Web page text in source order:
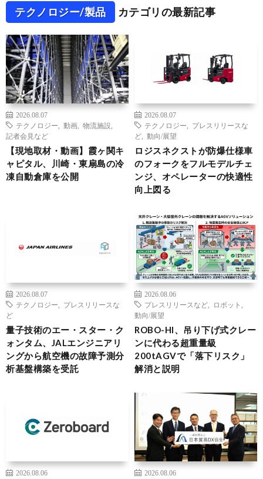
テクノロジー/製品 カテゴリの最新記事
2026.08.07
テクノロジー
動画 物流施設
記者会見など
【現地取材・動画】霞ヶ関キ
ャピタル、川崎・東扇島の冷
凍自動倉庫を公開
2026.08.07
テクノロジー
プレスリリースな
ど
動向/展望
ロジスネクストが防爆仕様車
のフォークをフルモデルチェ
ンジ、オペレーターの快適性
向上図る
2026.08.07
テクノロジー
プレスリリースな
ど
量子技術のエー・スター・ク
ォンタム、JALエンジニアリ
ングから航空機の故障予測分
析基盤構築を受託
2026.08.06
プレスリリースなど
ロボット
動向/展望
ROBO-HI、吊り下げ式クレー
ンに代わる超重量級
200tAGVで「落下リスク」
解消と説明
2026.08.06
2026.08.06